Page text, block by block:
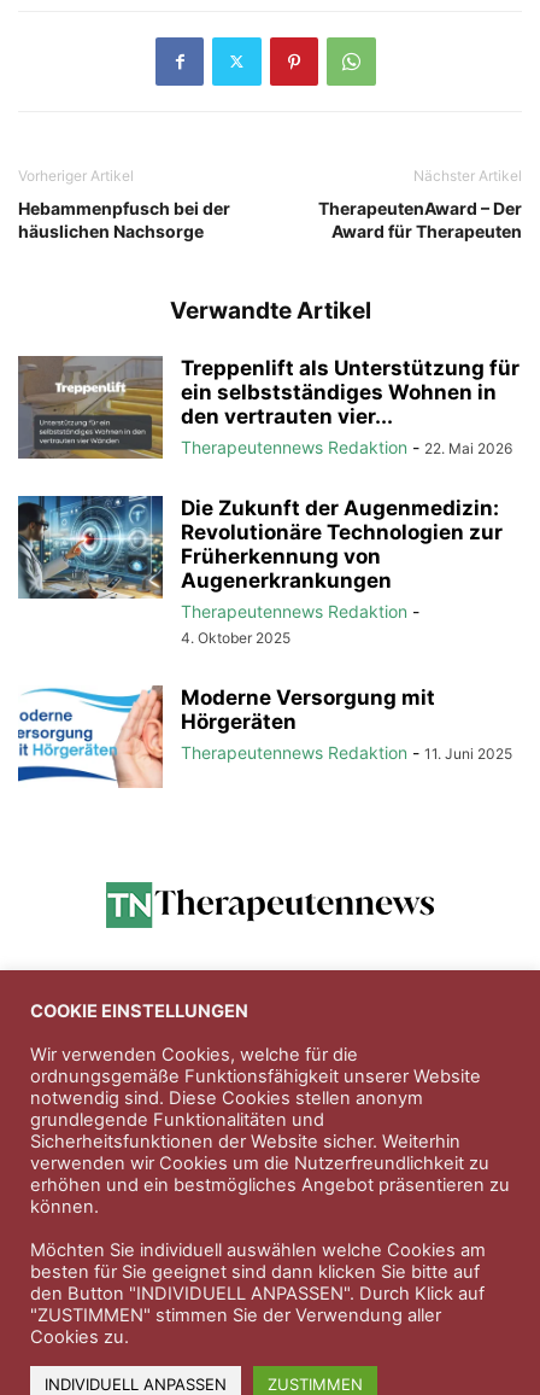
Vorheriger Artikel
Hebammenpfusch bei der
häuslichen Nachsorge
Nächster Artikel
TherapeutenAward – Der
Award für Therapeuten
Verwandte Artikel
Treppenlift als Unterstützung für
ein selbstständiges Wohnen in
den vertrauten vier...
Therapeutennews Redaktion - 22. Mai 2026
Die Zukunft der Augenmedizin:
Revolutionäre Technologien zur
Früherkennung von
Augenerkrankungen
Therapeutennews Redaktion -
4. Oktober 2025
Moderne Versorgung mit
Hörgeräten
Therapeutennews Redaktion - 11. Juni 2025
Anzeigen
Entdecken Sie die hochwertigen
Nahrungsergänungsprodukte der FirmaNatura Vitalis
Jahn & Partner Versicherungsmakler GmbH-
Versicherungen und Finanzdienstleistungen seit 1986 -
Professioneller Rundumschutz seit über 30 Jahren.
Impressum Nutzungsbedingungen
Datenschutzerklärung
COOKIE EINSTELLUNGEN
Wir verwenden Cookies, welche für die
ordnungsgemäße Funktionsfähigkeit unserer Website
notwendig sind. Diese Cookies stellen anonym
grundlegende Funktionalitäten und
Sicherheitsfunktionen der Website sicher. Weiterhin
verwenden wir Cookies um die Nutzerfreundlichkeit zu
erhöhen und ein bestmögliches Angebot präsentieren zu
können.
Möchten Sie individuell auswählen welche Cookies am
besten für Sie geeignet sind dann klicken Sie bitte auf
den Button "INDIVIDUELL ANPASSEN". Durch Klick auf
"ZUSTIMMEN" stimmen Sie der Verwendung aller
Cookies zu.
INDIVIDUELL ANPASSEN ZUSTIMMEN